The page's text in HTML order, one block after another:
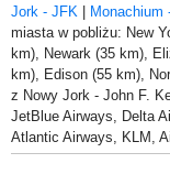
Jork - JFK | Monachium
miasta w pobliżu: New
km), Newark (35 km),
km), Edison (55 km),
z Nowy Jork - John F.
JetBlue Airways, Delta
Atlantic Airways, KLM,